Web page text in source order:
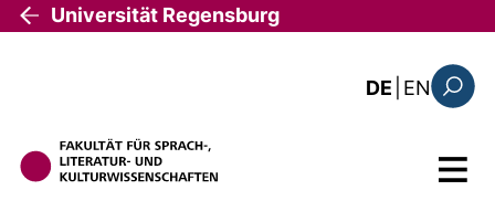
Direkt zum Inhalt
Universität Regensburg
DE EN: this
Menü